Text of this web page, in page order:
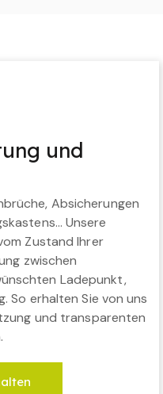
und
Absicherungen
Unsere
Zustand Ihrer
zwischen
Ladepunkt,
So erhalten Sie von uns
und transparenten